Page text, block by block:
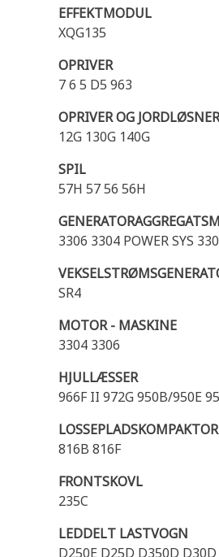
EFFEKTMODUL
XQG135
OPRIVER
7 6 5 D5 963
OPRIVER OG JORDLØSNER
12G 130G 140G
SPIL
57H 57 56 56H
3306 3304 POWER SYS
SR4
MOTOR - MASKINE
3304 3306
HJULLÆSSER
966F II 972G 950B/950E
LOSSEPLADSKOMPAKTOR
816B 816F
FRONTSKOVL
235C
LEDDELT LASTVOGN
D250E D25D D350D